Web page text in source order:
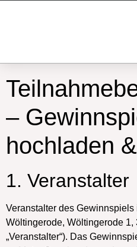
–
hochladen
1. Veranstalter
Veranstalter des
Wöltingerode, Wöltingerode
„Veranstalter“). Das